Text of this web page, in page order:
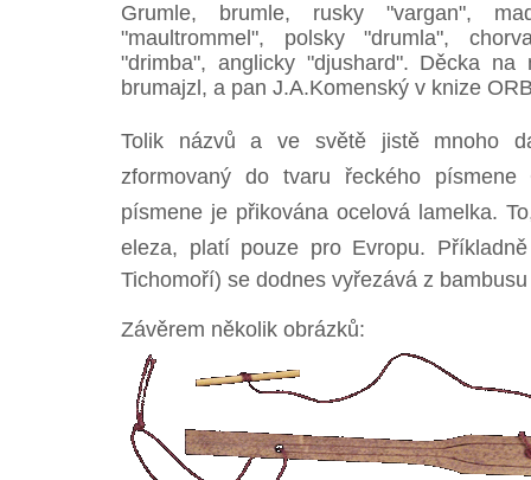
Grumle, brumle, rusky "vargan",
"maultrommel", polsky "drumla",
"drimba", anglicky "djushard". Děcka
brumajzl, a pan J.A.Komenský v knize
Tolik názvů a ve světě jistě mnoho
zformovaný do tvaru řeckého písmene
písmene je přikována ocelová lamelka.
eleza, platí pouze pro Evropu.
Tichomoří) se dodnes vyřezává z
Závěrem několik obrázků: